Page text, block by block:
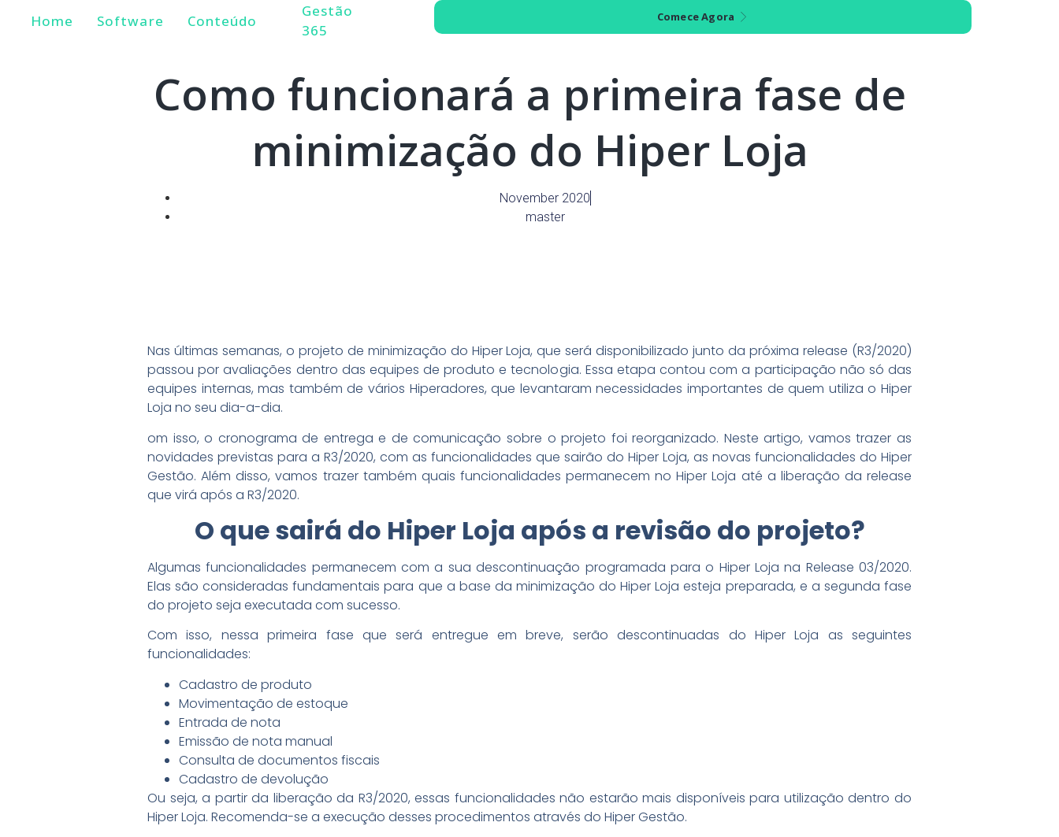
Home Software Conteúdo
Gestão
365
Comece Agora
Como funcionará a primeira fase de
minimização do Hiper Loja
November 2020
master
Nas últimas semanas, o projeto de minimização do Hiper Loja, que será disponibilizado junto da próxima release (R3/2020)
passou por avaliações dentro das equipes de produto e tecnologia. Essa etapa contou com a participação não só das
equipes internas, mas também de vários Hiperadores, que levantaram necessidades importantes de quem utiliza o Hiper
Loja no seu dia-a-dia.
om isso, o cronograma de entrega e de comunicação sobre o projeto foi reorganizado. Neste artigo, vamos trazer as
novidades previstas para a R3/2020, com as funcionalidades que sairão do Hiper Loja, as novas funcionalidades do Hiper
Gestão. Além disso, vamos trazer também quais funcionalidades permanecem no Hiper Loja até a liberação da release
que virá após a R3/2020.
O que sairá do Hiper Loja após a revisão do projeto?
Algumas funcionalidades permanecem com a sua descontinuação programada para o Hiper Loja na Release 03/2020.
Elas são consideradas fundamentais para que a base da minimização do Hiper Loja esteja preparada, e a segunda fase
do projeto seja executada com sucesso.
Com isso, nessa primeira fase que será entregue em breve, serão descontinuadas do Hiper Loja as seguintes
funcionalidades:
Cadastro de produto
Movimentação de estoque
Entrada de nota
Emissão de nota manual
Consulta de documentos fiscais
Cadastro de devolução
Ou seja, a partir da liberação da R3/2020, essas funcionalidades não estarão mais disponíveis para utilização dentro do
Hiper Loja. Recomenda-se a execução desses procedimentos através do Hiper Gestão.